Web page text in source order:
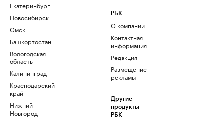
Екатеринбург
Новосибирск
Омск
Башкортостан
Вологодская
область
Калининград
Краснодарский
край
Нижний
Новгород
РБК
О компании
Контактная
информация
Редакция
Размещение
рекламы
Другие
продукты
РБК